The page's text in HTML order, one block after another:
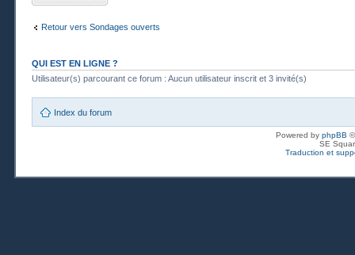
Retour vers Sondages ouverts
QUI EST EN LIGNE ?
Utilisateur(s) parcourant ce forum : Aucun utilisateur inscrit et 3 invité(s)
Index du forum
Powered by phpBB
SE
Traduction et